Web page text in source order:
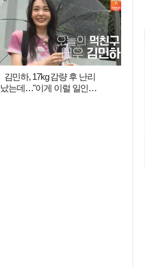
김민하, 17kg 감량 후 난리
났는데…"이게 이럴 일인가"